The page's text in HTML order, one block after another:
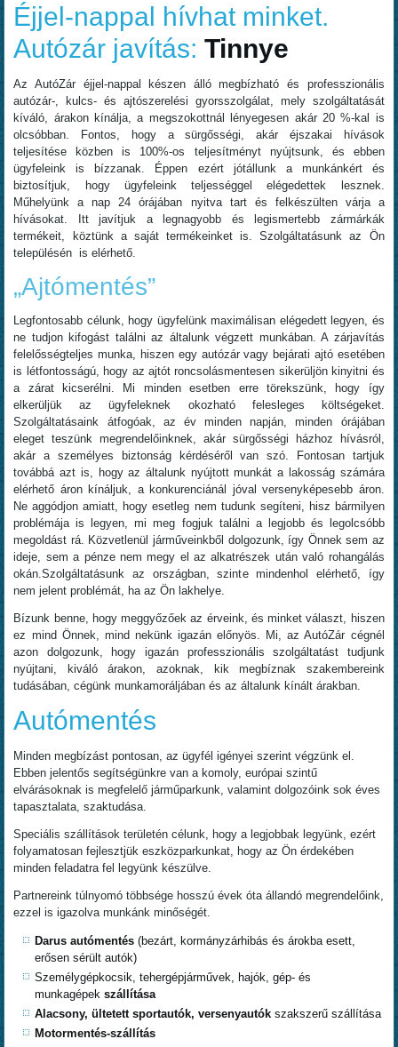
Éjjel-nappal hívhat minket.
Autózár javítás:Tinnye
Az AutóZár éjjel-nappal készen álló megbízható és professzionális
autózár-, kulcs- és ajtószerelési gyorsszolgálat, mely szolgáltatását
kíváló, árakon kínálja, a megszokottnál lényegesen akár 20 %-kal is
olcsóbban. Fontos, hogy a sürgősségi, akár éjszakai hívások
teljesítése közben is 100%-os teljesítményt nyújtsunk, és ebben
ügyfeleink is bízzanak. Éppen ezért jótállunk a munkánkért és
biztosítjuk, hogy ügyfeleink teljességgel elégedettek lesznek.
Műhelyünk a nap 24 órájában nyitva tart és felkészülten várja a
hívásokat. Itt javítjuk a legnagyobb és legismertebb zármárkák
termékeit, köztünk a saját termékeinket is. Szolgáltatásunk az Ön
településén is elérhető.
„Ajtómentés”
Legfontosabb célunk, hogy ügyfelünk maximálisan elégedett legyen, és
ne tudjon kifogást találni az általunk végzett munkában. A zárjavítás
felelősségteljes munka, hiszen egy autózár vagy bejárati ajtó esetében
is létfontosságú, hogy az ajtót roncsolásmentesen sikerüljön kinyitni és
a zárat kicserélni. Mi minden esetben erre törekszünk, hogy így
elkerüljük az ügyfeleknek okozható felesleges költségeket.
Szolgáltatásaink átfogóak, az év minden napján, minden órájában
eleget teszünk megrendelőinknek, akár sürgősségi házhoz hívásról,
akár a személyes biztonság kérdéséről van szó. Fontosan tartjuk
továbbá azt is, hogy az általunk nyújtott munkát a lakosság számára
elérhető áron kínáljuk, a konkurenciánál jóval versenyképesebb áron.
Ne aggódjon amiatt, hogy esetleg nem tudunk segíteni, hisz bármilyen
problémája is legyen, mi meg fogjuk találni a legjobb és legolcsóbb
megoldást rá. Közvetlenül járműveinkből dolgozunk, így Önnek sem az
ideje, sem a pénze nem megy el az alkatrészek után való rohangálás
okán.Szolgáltatásunk az országban, szinte mindenhol elérhető, így
nem jelent problémát, ha az Ön lakhelye.
Bízunk benne, hogy meggyőzőek az érveink, és minket választ, hiszen
ez mind Önnek, mind nekünk igazán előnyös. Mi, az AutóZár cégnél
azon dolgozunk, hogy igazán professzionális szolgáltatást tudjunk
nyújtani, kiváló árakon, azoknak, kik megbíznak szakembereink
tudásában, cégünk munkamoráljában és az általunk kínált árakban.
Autómentés
Minden megbízást pontosan, az ügyfél igényei szerint végzünk el.
Ebben jelentős segítségünkre van a komoly, európai szintű
elvárásoknak is megfelelő járműparkunk, valamint dolgozóink sok éves
tapasztalata, szaktudása.
Speciális szállítások területén célunk, hogy a legjobbak legyünk, ezért
folyamatosan fejlesztjük eszközparkunkat, hogy az Ön érdekében
minden feladatra fel legyünk készülve.
Partnereink túlnyomó többsége hosszú évek óta állandó megrendelőink,
ezzel is igazolva munkánk minőségét.
Darus autómentés(bezárt, kormányzárhibás és árokba esett,
erősen sérült autók)
Személygépkocsik, tehergépjárművek, hajók, gép- és
munkagépekszállítása
Alacsony, ültetett sportautók, versenyautókszakszerű szállítása
Motormentés-szállítás